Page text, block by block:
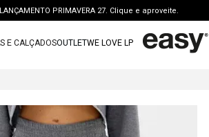
LANÇAMENTO PRIMAVERA 27. Clique e aproveite.
SHOPPER | garanta benefícios exclusivos. CONSULTAR >
FRETE GRÁTIS | a partir de R$ 699. APROVEITAR >
E CALÇADOSOUTLETWE LOVE LP
º
bolsa
calca jeans